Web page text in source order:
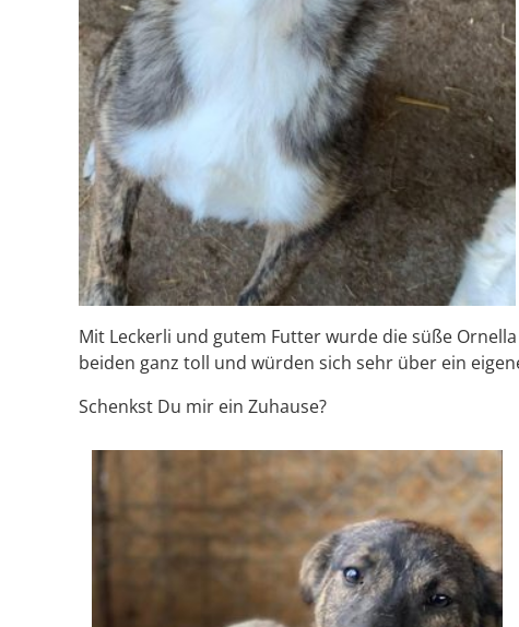
Mit Leckerli und gutem Futter wurde die süße
beiden ganz toll und würden sich sehr über ein
Schenkst Du mir ein Zuhause?